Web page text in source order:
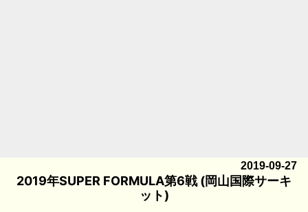
2019-09-27
2019年SUPER FORMULA第6戦 (岡山国際サーキ
ット)